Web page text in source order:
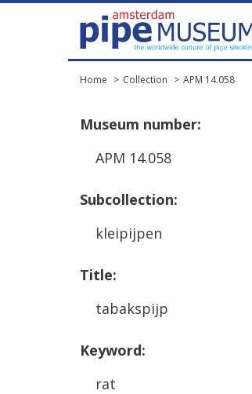
Home Collection APM 14.058
Museum number:
APM 14.058
Subcollection:
kleipijpen
Title:
tabakspijp
Keyword:
rat